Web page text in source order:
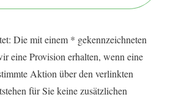
Die mit einem * gekennzeichneten
eine Provision erhalten, wenn eine
Aktion über den verlinkten
für Sie keine zusätzlichen